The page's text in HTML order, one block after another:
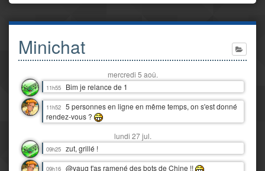
Minichat
mercredi 5 aoû.
11h55 Bim je relance de 1
11h52 5 personnes en ligne en même temps, on s'est donné
rendez-vous ?
lundi 27 jul.
09h25 zut, grillé !
09h16 @yaug t'as ramené des bots de Chine !!